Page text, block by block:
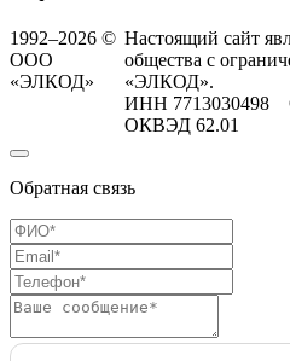
1992–2026 ©
ООО
«ЭЛКОД»
Настоящий сайт
общества с
«ЭЛКОД».
ИНН 7713030498
ОКВЭД 62.01
Обратная связь